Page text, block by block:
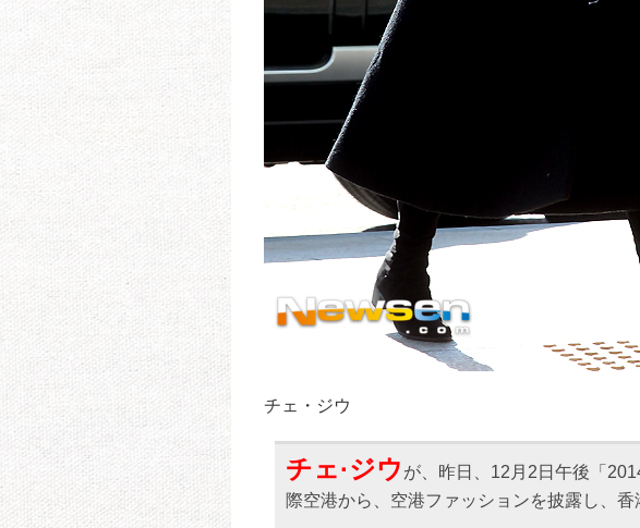
チェ・ジウ
チェ·ジウ が、昨日、12月2日午後「
際空港から、空港ファッションを披露し、香